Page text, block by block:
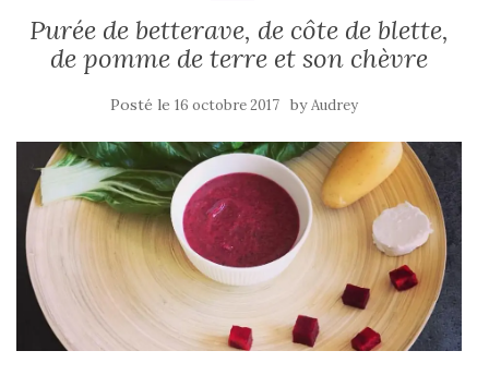
Purée de betterave, de côte de blette,
de pomme de terre et son chèvre
Posté le 16 octobre 2017 byAudrey